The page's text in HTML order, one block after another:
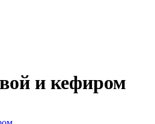
и кефиром